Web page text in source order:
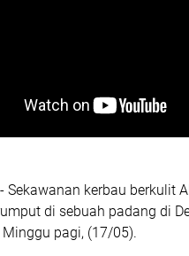
- Sekawanan kerbau berkulit
di sebuah padang di
pagi, (17/05).